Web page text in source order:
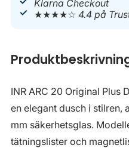
Klarna Checkout
★★★★☆4.4 på
INR ARC 20 Original Plus
en elegant dusch i stilren,
mm säkerhetsglas.
tätningslister och